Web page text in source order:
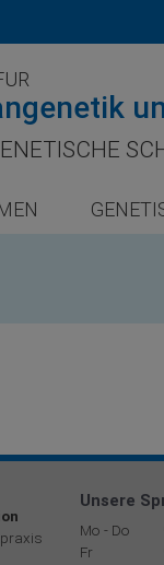
Unsere
Mo - Do
Fr